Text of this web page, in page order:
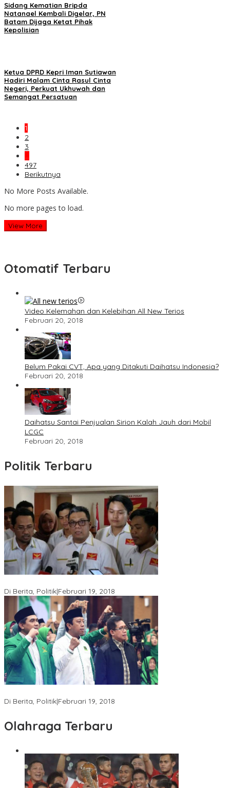
Sidang Kematian Bripda
Natanael Kembali Digelar, PN
Batam Dijaga Ketat Pihak
Kepolisian
Ketua DPRD Kepri Iman Sutiawan
Hadiri Malam Cinta Rasul Cinta
Negeri, Perkuat Ukhuwah dan
Semangat Persatuan
1
2
3
…
497
Berikutnya
No More Posts Available.
No more pages to load.
View More
Otomatif Terbaru
Video Kelemahan dan Kelebihan All New Terios
Februari 20, 2018
Belum Pakai CVT, Apa yang Ditakuti Daihatsu Indonesia?
Februari 20, 2018
Daihatsu Santai Penjualan Sirion Kalah Jauh dari Mobil
LCGC
Februari 20, 2018
Politik Terbaru
Di Berita, Politik|Februari 19, 2018
Di Berita, Politik|Februari 19, 2018
Olahraga Terbaru